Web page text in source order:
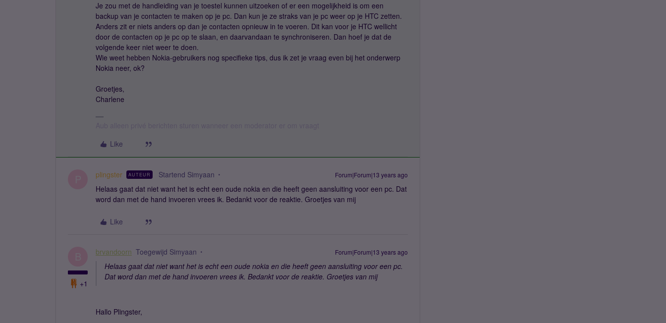
Je zou met de handleiding van je toestel kunnen uitzoeken of er een mogelijkheid is om een
backup van je contacten te maken op je pc. Dan kun je ze straks van je pc weer op je HTC zetten.
Anders zit er niets anders op dan je contacten opnieuw in te voeren. Dit kan voor je HTC wellicht
door de contacten op je pc op te slaan, en daarvandaan te synchroniseren. Dan hoef je dat de
volgende keer niet weer te doen.
Wie weet hebben Nokia-gebruikers nog specifieke tips, dus ik zet je vraag even bij het onderwerp
Nokia neer, ok?
Groetjes,
Charlene
Like
plingster AUTEUR Startend Simyaan Forum|Forum|13 years ago
Helaas gaat dat niet want het is echt een oude nokia en die heeft geen aansluiting voor een pc. Dat
word dan met de hand invoeren vrees ik. Bedankt voor de reaktie. Groetjes van mij
Like
+1
brvandoorn Toegewijd Simyaan Forum|Forum|13 years ago
Helaas gaat dat niet want het is echt een oude nokia en die heeft geen aansluiting voor een pc.
Dat word dan met de hand invoeren vrees ik. Bedankt voor de reaktie. Groetjes van mij
Hallo Plingster,